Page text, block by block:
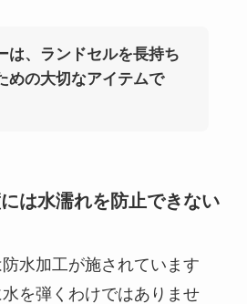
は、ランドセルを長持ち
めの大切なアイテムで
は水濡れを防止できない
水加工が施されています
を弾くわけではありませ